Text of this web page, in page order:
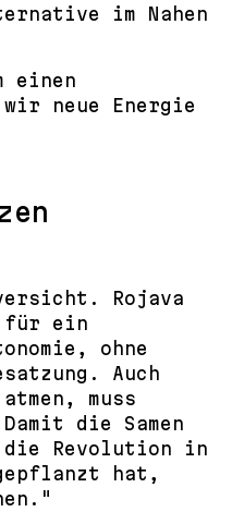
im Nahen
einen
neue Energie
Rojava
für ein
ohne
Auch
muss
die Samen
Revolution in
hat,